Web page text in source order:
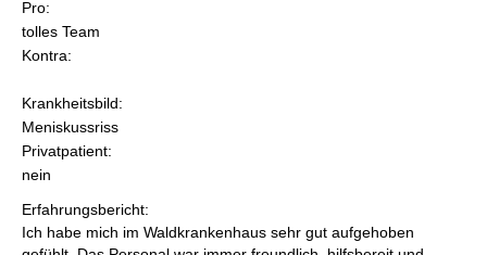
Pro:
tolles Team
Kontra:
Krankheitsbild:
Meniskussriss
Privatpatient:
nein
Erfahrungsbericht:
Ich habe mich im Waldkrankenhaus sehr gut aufgehoben